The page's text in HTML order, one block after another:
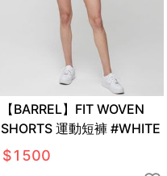
【BARREL】FIT WOVEN
SHORTS 運動短褲 #WHITE
$1500